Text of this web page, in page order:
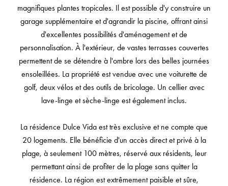
magnifiques plantes tropicales. Il est possible d'y construire un
garage supplémentaire et d'agrandir la piscine, offrant ainsi
d'excellentes possibilités d'aménagement et de
personnalisation. À l'extérieur, de vastes terrasses couvertes
permettent de se détendre à l'ombre lors des belles journées
ensoleillées. La propriété est vendue avec une voiturette de
golf, deux vélos et des outils de bricolage. Un cellier avec
lave-linge et sèche-linge est également inclus.
La résidence Dulce Vida est très exclusive et ne compte que
20 logements. Elle bénéficie d'un accès direct et privé à la
plage, à seulement 100 mètres, réservé aux résidents, leur
permettant ainsi de profiter de la plage sans quitter la
résidence. La région est extrêmement paisible et sûre,